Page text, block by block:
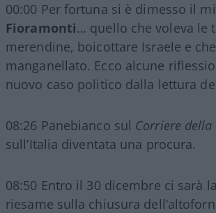
00:00 Per fortuna si è dimesso il
Fioramonti… quello che voleva le
merendine, boicottare Israele e
manganellato. Ecco alcune
nuovo caso politico dalla lettura
08:26 Panebianco sul Corriere della
sull’Italia diventata una procura.
08:50 Entro il 30 dicembre ci sarà
riesame sulla chiusura